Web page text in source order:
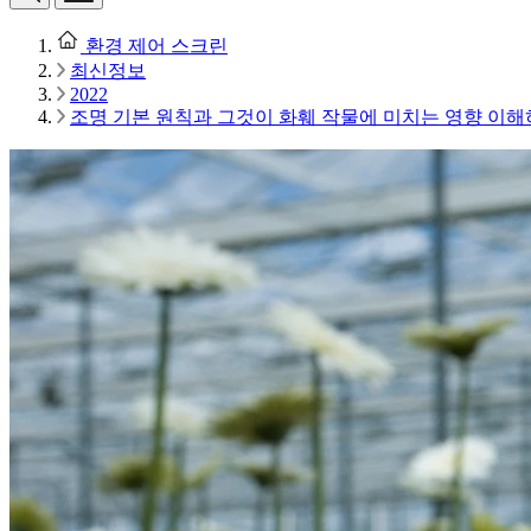
환경 제어 스크린
최신정보
2022
조명 기본 원칙과 그것이 화훼 작물에 미치는 영향 이해